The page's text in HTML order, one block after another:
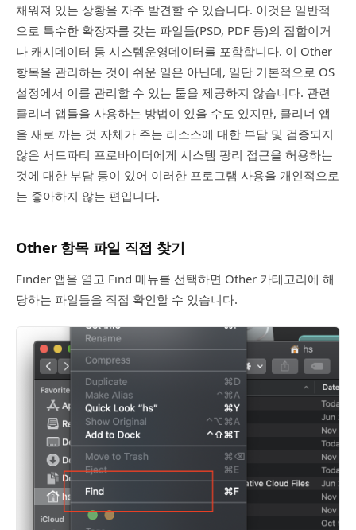
채워져 있는 상황을 자주 발견할 수 있습니다. 이것은 일반적
으로 특수한 확장자를 갖는 파일들(PSD, PDF 등)의 집합이거
나 캐시데이터 등 시스템운영데이터를 포함합니다. 이 Other
항목을 관리하는 것이 쉬운 일은 아닌데, 일단 기본적으로 OS
설정에서 이를 관리할 수 있는 툴을 제공하지 않습니다. 관련
클리너 앱들을 사용하는 방법이 있을 수도 있지만, 클리너 앱
을 새로 까는 것 자체가 주는 리소스에 대한 부담 및 검증되지
않은 서드파티 프로바이더에게 시스템 팡리 접근을 허용하는
것에 대한 부담 등이 있어 이러한 프로그램 사용을 개인적으로
는 좋아하지 않는 편입니다.
Other 항목 파일 직접 찾기
Finder 앱을 열고 Find 메뉴를 선택하면 Other 카테고리에 해
당하는 파일들을 직접 확인할 수 있습니다.